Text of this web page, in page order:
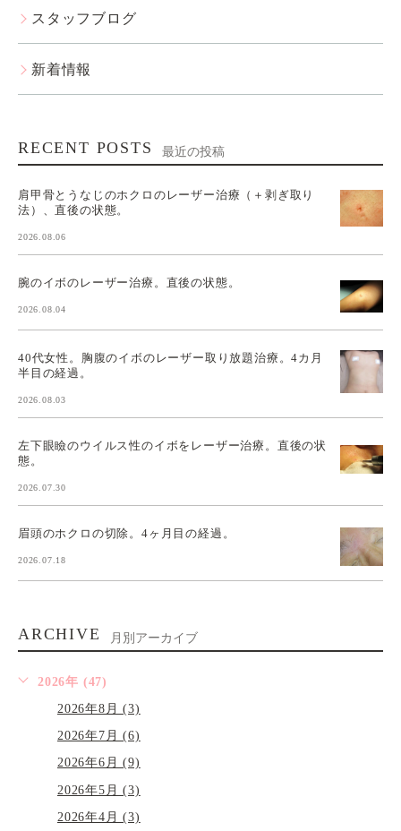
スタッフブログ
新着情報
RECENT POSTS 最近の投稿
肩甲骨とうなじのホクロのレーザー治療（＋剥ぎ取り
法）、直後の状態。
2026.08.06
腕のイボのレーザー治療。直後の状態。
2026.08.04
40代女性。胸腹のイボのレーザー取り放題治療。4カ月
半目の経過。
2026.08.03
左下眼瞼のウイルス性のイボをレーザー治療。直後の状
態。
2026.07.30
眉頭のホクロの切除。4ヶ月目の経過。
2026.07.18
ARCHIVE 月別アーカイブ
2026年 (47)
2026年8月 (3)
2026年7月 (6)
2026年6月 (9)
2026年5月 (3)
2026年4月 (3)